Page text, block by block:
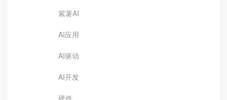
紫薯AI
AI应用
AI驱动
AI开发
硬件